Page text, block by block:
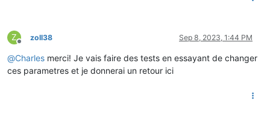
Z
Offline
zoll38 Sep 8, 2023, 1:44 PM
@Charles merci! Je vais faire des tests en essayant de changer
ces parametres et je donnerai un retour ici